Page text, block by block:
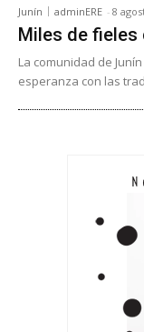
Junín adminERE - 8
Miles de fieles
La comunidad de
esperanza con las